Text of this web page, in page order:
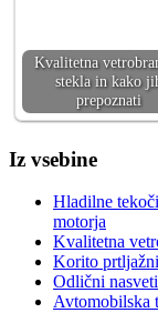
Kvalitetna
stekla in kako
prepoznati
Iz vsebine
Hladilne
motorja
Kvalitetna
Korito
Odlični
Avtomobilska